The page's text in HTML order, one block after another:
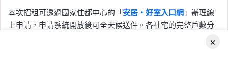
本次招租可透過國家住都中心的「安居・好室入口網 」辦理線
上申請，申請系統開放後可全天候送件。各社宅的完整戶數分
配、房型、租金級別及申請表格，仍應以個別招租公告及申請×